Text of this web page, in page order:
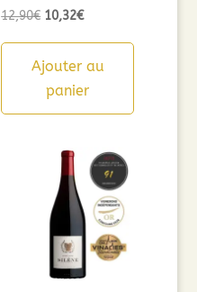
12,90€ Le
initial
était :
10,32€Le
actuel
est :
Ajouter au
panier